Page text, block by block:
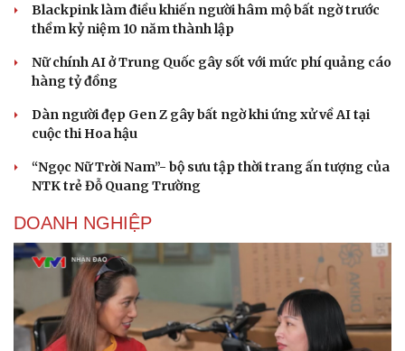
Blackpink làm điều khiến người hâm mộ bất ngờ trước
thềm kỷ niệm 10 năm thành lập
Nữ chính AI ở Trung Quốc gây sốt với mức phí quảng cáo
hàng tỷ đồng
Dàn người đẹp Gen Z gây bất ngờ khi ứng xử về AI tại
cuộc thi Hoa hậu
“Ngọc Nữ Trời Nam”- bộ sưu tập thời trang ấn tượng của
NTK trẻ Đỗ Quang Trường
DOANH NGHIỆP